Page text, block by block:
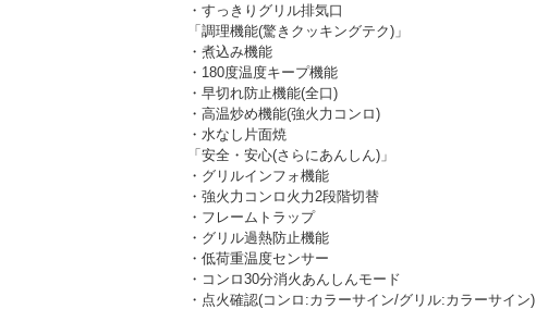
・すっきりグリル排気口
「調理機能(驚きクッキングテク)」
・煮込み機能
・180度温度キープ機能
・早切れ防止機能(全口)
・高温炒め機能(強火力コンロ)
・水なし片面焼
「安全・安心(さらにあんしん)」
・グリルインフォ機能
・強火力コンロ火力2段階切替
・フレームトラップ
・グリル過熱防止機能
・低荷重温度センサー
・コンロ30分消火あんしんモード
・点火確認(コンロ:カラーサイン/グリル:カラーサイン)